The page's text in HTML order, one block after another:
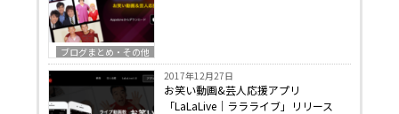
ブログまとめ・その他
2017年12月27日
お笑い動画&芸人応援アプリ
「LaLaLive｜ララライブ」リリース